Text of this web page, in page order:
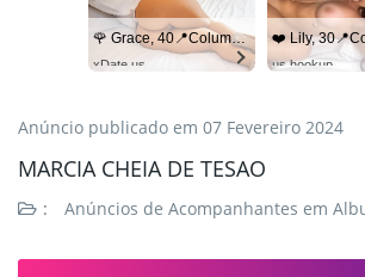
🌹 Grace, 40📍Columbus
xDate.us
❤️ Lily,
us.hookup
Anúncio publicado em 07 Fevereiro 2024
MARCIA CHEIA DE TESAO
: Anúncios de Acompanhantes em